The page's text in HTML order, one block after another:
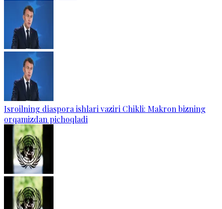
Isroilning diaspora ishlari vaziri Chikli: Makron bizning
orqamizdan pichoqladi